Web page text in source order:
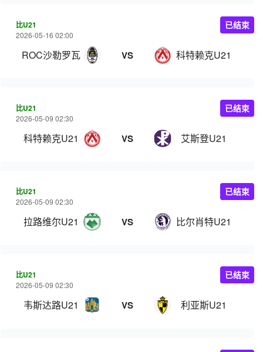
比U21
2026-05-16 02:00
ROC沙勒罗瓦U21 VS 科特赖克U21
已结束
比U21
2026-05-09 02:30
科特赖克U21 VS 艾斯登U21
已结束
比U21
2026-05-09 02:30
拉路维尔U21 VS 比尔肖特U21
已结束
比U21
2026-05-09 02:30
韦斯达路U21 VS 利亚斯U21
已结束